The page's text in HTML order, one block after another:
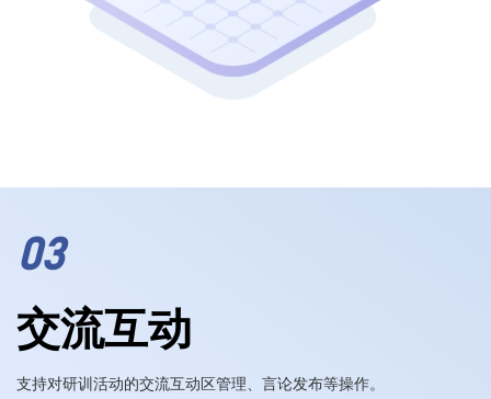
03
交流互动
支持对研训活动的交流互动区管理、言论发布等操作。